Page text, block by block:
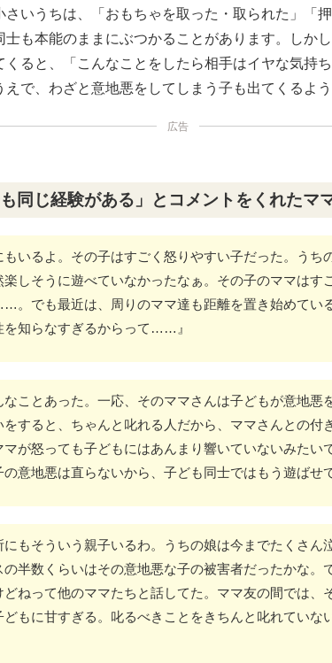
さいうちは、「おもちゃを取った・取られた」「押
士も本能のままにぶつかることがあります。しか
くると、「こんなことをしたら相手はイヤな気持
えで、わざと意地悪をしてしまう子も出てくるよう
広告
も同じ経験がある」とコメントをくれたマ
もいるよ。その子はすごく怒りやすい子だった。うち
楽しそうに遊べていなかったなぁ。その子のママはす
。でも最近は、周りのママ達も距離を置き始めてい
を知らなすぎるからって……』
なことあった。一応、そのママさんは子どもが意地悪
をすると、ちゃんと叱れる人だから、ママさんとの付
マが怒っても子どもにはあんまり響いていないみたい
の意地悪は直らないから、子ども同士ではもう遊ばせ
にもそういう親子いるわ。うちの娘は今までたくさん
の半数くらいはその意地悪な子の被害者だったかな。
どねって他のママたちと話してた。ママ友の間では、
どもに甘すぎる。叱るべきことをきちんと叱れていな